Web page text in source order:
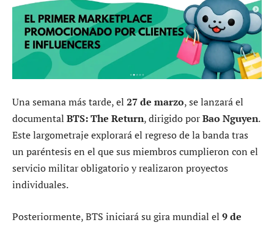
Una semana más tarde, el 27 de marzo, se lanzará el
documental BTS: The Return, dirigido porBao Nguyen.
Este largometraje explorará el regreso de la banda tras
un paréntesis en el que sus miembros cumplieron con el
servicio militar obligatorio y realizaron proyectos
individuales.
Posteriormente, BTS iniciará su gira mundial el 9 de